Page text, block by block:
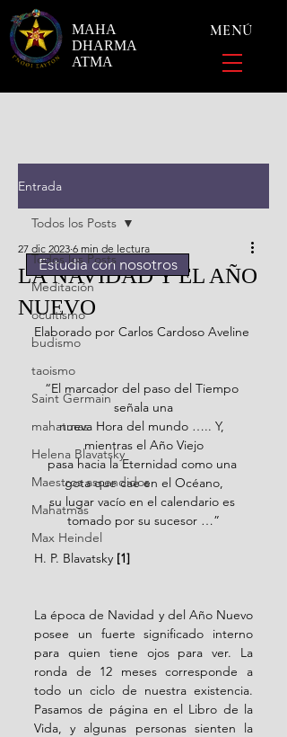
MAHA
DHARMA
ATMA
MENÚ
Entrada
Todos los Posts
Meditación
ocultismo
budismo
taoismo
Saint Germain
mahatmas
Helena Blavatsky
Maestros ascendidos
Mahatmas
Max Heindel
Todos los Posts
LA NAVIDAD Y EL AÑO
NUEVO
27 dic 2023 6 min de lectura
Elaborado por Carlos Cardoso Aveline
“El marcador del paso del Tiempo
señala una
nueva Hora del mundo ….. Y,
mientras el Año Viejo
pasa hacia la Eternidad como una
gota que cae en el Océano,
su lugar vacío en el calendario es
tomado por su sucesor …”
H. P. Blavatsky [1]
La época de Navidad y del Año Nuevo
posee un fuerte significado interno
para quien tiene ojos para ver. La
ronda de 12 meses corresponde a
todo un ciclo de nuestra existencia.
Pasamos de página en el Libro de la
Vida, y algunas personas sienten la
Estudia con nosotros